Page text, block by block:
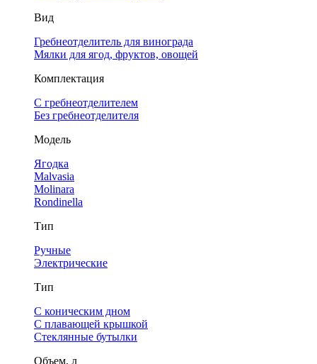
Вид
Гребнеотделитель для винограда
Мялки для ягод, фруктов, овощей
Комплектация
С гребнеотделителем
Без гребнеотделителя
Модель
Ягодка
Malvasia
Molinara
Rondinella
Тип
Ручные
Электрические
Тип
С коническим дном
С плавающей крышкой
Стеклянные бутылки
Объем, л